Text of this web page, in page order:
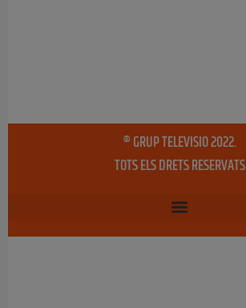
® GRUP TELEVISIO 2022.
TOTS ELS DRETS RESERVATS